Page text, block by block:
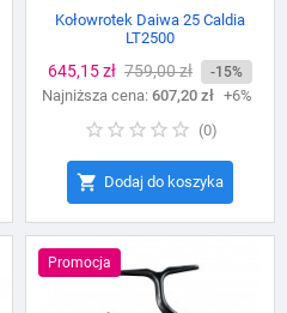
Kołowrotek Daiwa 25 Caldia
LT2500
Cena
645,15 zł Cena
podstawowa
759,00 zł -15%
Najniższa cena: 607,20 zł +6%
(0)
 Dodaj do koszyka
Promocja